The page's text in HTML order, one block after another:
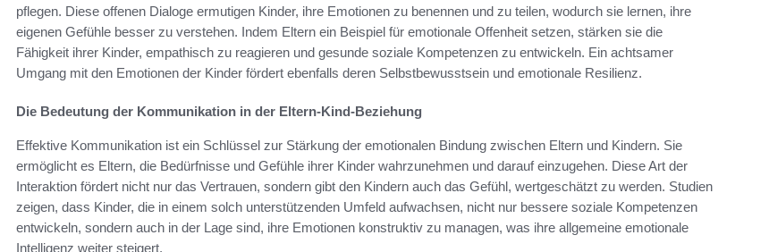
pflegen. Diese offenen Dialoge ermutigen Kinder, ihre Emotionen zu benennen und zu teilen, wodurch sie lernen, ihre
eigenen Gefühle besser zu verstehen. Indem Eltern ein Beispiel für emotionale Offenheit setzen, stärken sie die
Fähigkeit ihrer Kinder, empathisch zu reagieren und gesunde soziale Kompetenzen zu entwickeln. Ein achtsamer
Umgang mit den Emotionen der Kinder fördert ebenfalls deren Selbstbewusstsein und emotionale Resilienz.
Die Bedeutung der Kommunikation in der Eltern-Kind-Beziehung
Effektive Kommunikation ist ein Schlüssel zur Stärkung der emotionalen Bindung zwischen Eltern und Kindern. Sie
ermöglicht es Eltern, die Bedürfnisse und Gefühle ihrer Kinder wahrzunehmen und darauf einzugehen. Diese Art der
Interaktion fördert nicht nur das Vertrauen, sondern gibt den Kindern auch das Gefühl, wertgeschätzt zu werden. Studien
zeigen, dass Kinder, die in einem solch unterstützenden Umfeld aufwachsen, nicht nur bessere soziale Kompetenzen
entwickeln, sondern auch in der Lage sind, ihre Emotionen konstruktiv zu managen, was ihre allgemeine emotionale
Intelligenz weiter steigert.